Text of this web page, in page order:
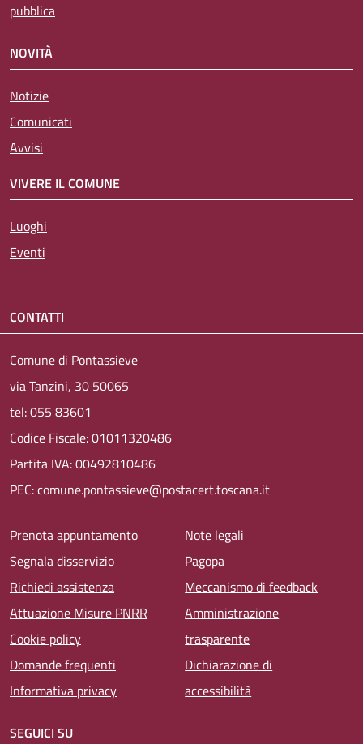
pubblica
NOVITÀ
Notizie
Comunicati
Avvisi
VIVERE IL COMUNE
Luoghi
Eventi
CONTATTI
Comune di Pontassieve
via Tanzini, 30 50065
tel: 055 83601
Codice Fiscale: 01011320486
Partita IVA: 00492810486
PEC: comune.pontassieve@postacert.toscana.it
Menu piè di pagina
Prenota appuntamento
Segnala disservizio
Richiedi assistenza
Attuazione Misure PNRR
Cookie policy
Domande frequenti
Informativa privacy
Note legali
Pagopa
Meccanismo di feedback
Amministrazione
trasparente
Dichiarazione di
accessibilità
SEGUICI SU